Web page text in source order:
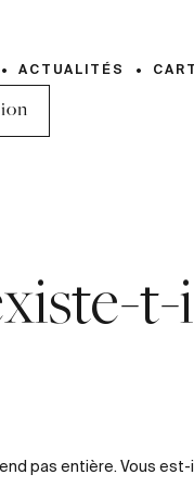
ACTUALITÉS
pas entière. Vous est-